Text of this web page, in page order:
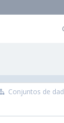
Conjuntos de